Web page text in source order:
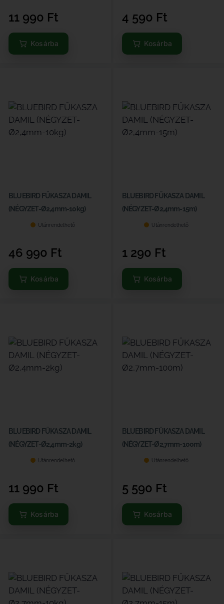
11 990 Ft
Kosárba
4 590 Ft
Kosárba
BLUEBIRD FŰKASZA DAMIL
(NÉGYZET-Ø2,4mm-10kg)
Utánrendelhető
46 990 Ft
Kosárba
BLUEBIRD FŰKASZA DAMIL
(NÉGYZET-Ø2,4mm-15m)
Utánrendelhető
1 290 Ft
Kosárba
BLUEBIRD FŰKASZA DAMIL
(NÉGYZET-Ø2,4mm-2kg)
Utánrendelhető
11 990 Ft
Kosárba
BLUEBIRD FŰKASZA DAMIL
(NÉGYZET-Ø2,7mm-100m)
Utánrendelhető
5 590 Ft
Kosárba